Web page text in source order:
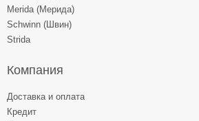
Merida (Мерида)
Schwinn (Швин)
Strida
Компания
Доставка и оплата
Кредит